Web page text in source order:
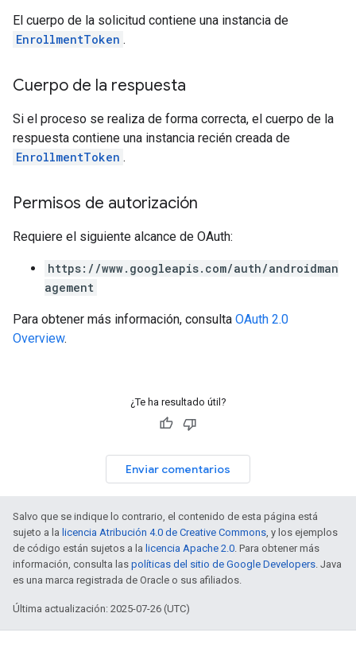
El cuerpo de la solicitud contiene una instancia de
EnrollmentToken .
Cuerpo de la respuesta
Si el proceso se realiza de forma correcta, el cuerpo de la
respuesta contiene una instancia recién creada de
EnrollmentToken .
Permisos de autorización
Requiere el siguiente alcance de OAuth:
https://www.googleapis.com/auth/androidman
agement
Para obtener más información, consulta OAuth 2.0
Overview.
¿Te ha resultado útil?
Enviar comentarios
Salvo que se indique lo contrario, el contenido de esta página está
sujeto a la licencia Atribución 4.0 de Creative Commons, y los ejemplos
de código están sujetos a la licencia Apache 2.0. Para obtener más
información, consulta las políticas del sitio de Google Developers. Java
es una marca registrada de Oracle o sus afiliados.
Última actualización: 2025-07-26 (UTC)